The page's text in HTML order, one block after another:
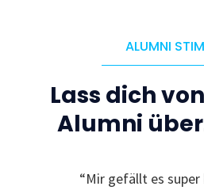
ALUMNI
Lass dich
Alumni
“Mir gefällt es super